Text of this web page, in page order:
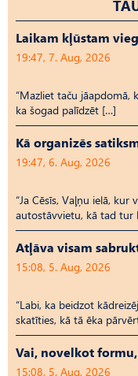
Laikam kļūstam
19:47, 7. Aug, 2026
“Mazliet taču jāapdomā,
ka šogad palīdzēt […]
Kā organizēs
19:47, 6. Aug, 2026
“Ja Cēsīs, Vaļņu ielā,
autostāvvietu, kā tad tur
Atļāva visam
15:08, 5. Aug, 2026
“Labi, ka beidzot
skatīties, kā tā ēka
Vai, novelkot
15:08, 5. Aug, 2026